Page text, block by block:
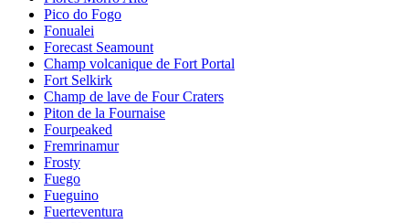
Pico do Fogo
Fonualei
Forecast Seamount
Champ volcanique de Fort Portal
Fort Selkirk
Champ de lave de Four Craters
Piton de la Fournaise
Fourpeaked
Fremrinamur
Frosty
Fuego
Fueguino
Fuerteventura